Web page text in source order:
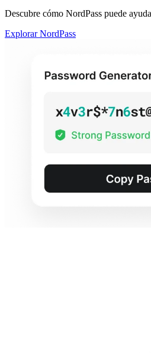
Descubre cómo NordPass puede
Explorar NordPass